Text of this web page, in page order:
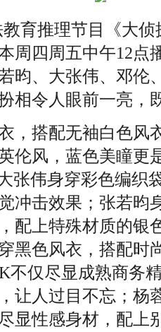
推理节目《大侦
周四周五中午12点
昀、大张伟、邓伦
相令人眼前一亮，
搭配无袖白色风
伦风，蓝色美瞳更
张伟身穿彩色编织
冲击效果；张若昀
配上特殊材质的银
黑色风衣，搭配时
不仅尽显成熟商务
让人过目不忘；杨
显性感身材，配上